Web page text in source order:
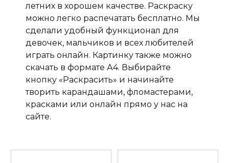
летних в хорошем качестве. Раскраску
можно легко распечатать бесплатно. Мы
сделали удобный функционал для
девочек, мальчиков и всех любителей
играть онлайн. Картинку также можно
скачать в формате А4. Выбирайте
кнопку «Раскрасить» и начинайте
творить карандашами, фломастерами,
красками или онлайн прямо у нас на
сайте.